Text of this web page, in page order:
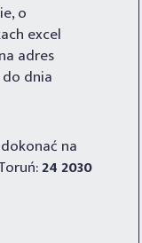
o
excel
adres
do dnia
na
24 2030